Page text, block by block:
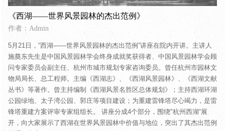
《西湖——世界风景园林的杰出范例》
作者：Admin
5月21日，“西湖——世界风景园林的杰出范例”讲座在院内开讲。主讲人
施奠东先生是中国风景园林学会终身成就奖获得者、中国风景园林学会顾
问专家委员会副主任、杭州市城市规划专家咨询委员。曾任杭州市园林文
物局局长、总工程师。主编《西湖志》、《西湖风景园林》、《西湖文献
丛书》等著作。曾主持编制《西湖风景名胜区总体规划》；主持西湖环湖
公园绿地、太子湾公园、郭庄等项目建设；为重建雷锋塔尽心竭力，是雷
锋塔重建方案评审专家组组长。 讲座分成4个部分，围绕"杭州西湖“展
开，向大家展示了西湖在世界风景园林中价值与地位，突出了其杰出范例